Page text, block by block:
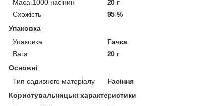
Маса 1000 насінин
20 г
Схожість
95 %
Упаковка
Упаковка
Пачка
Вага
20 г
Основні
Тип садивного матеріалу
Насіння
Користувальницькі характеристики